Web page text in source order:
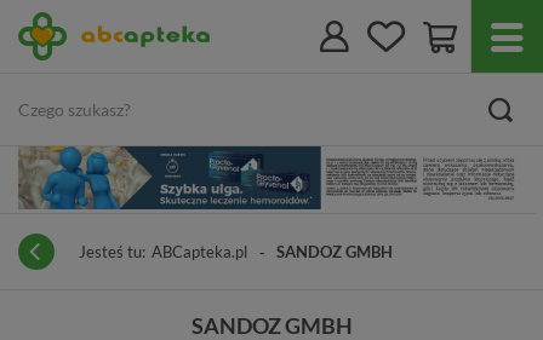
Jesteś tu: ABCapteka.pl SANDOZ GMBH
SANDOZ GMBH